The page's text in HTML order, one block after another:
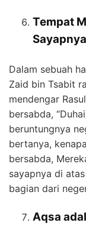
Tempat
Sayapnya
Dalam sebuah
Zaid bin Tsabit
mendengar
bersabda,
beruntungnya
bertanya,
bersabda,
sayapnya di
bagian dari
Aqsa